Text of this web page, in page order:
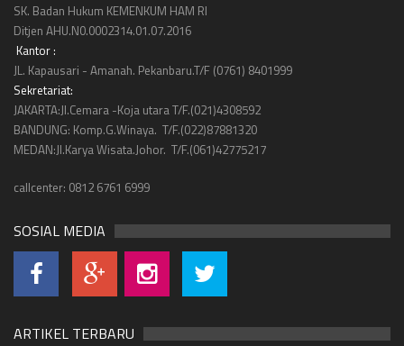
SK. Badan Hukum KEMENKUM HAM RI
Ditjen AHU.N0.0002314.01.07.2016
Kantor :
JL. Kapausari - Amanah. Pekanbaru.T/F (0761) 8401999
Sekretariat:
JAKARTA:Jl.Cemara -Koja utara T/F.(021)4308592
BANDUNG: Komp.G.Winaya. T/F.(022)87881320
MEDAN:Jl.Karya Wisata.Johor. T/F.(061)42775217
callcenter: 0812 6761 6999
SOSIAL MEDIA
ARTIKEL TERBARU